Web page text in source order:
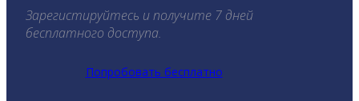
Зарегистируйтесь и получите 7 дней
бесплатного доступа.
Попробовать бесплатно